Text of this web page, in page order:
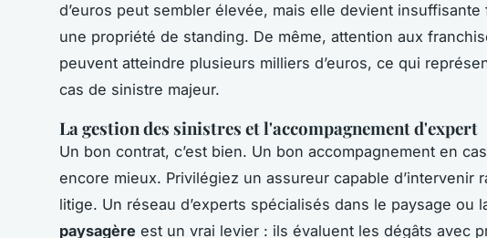
d’euros peut sembler élevée, mais elle devient
une propriété de standing. De même, attention aux
peuvent atteindre plusieurs milliers d’euros, ce qui
cas de sinistre majeur.
La gestion des sinistres et l'accompagnement d'expert
Un bon contrat, c’est bien. Un bon accompagnement en
encore mieux. Privilégiez un assureur capable d’intervenir
litige. Un réseau d’experts spécialisés dans le paysage ou
paysagère est un vrai levier : ils évaluent les dégâts avec